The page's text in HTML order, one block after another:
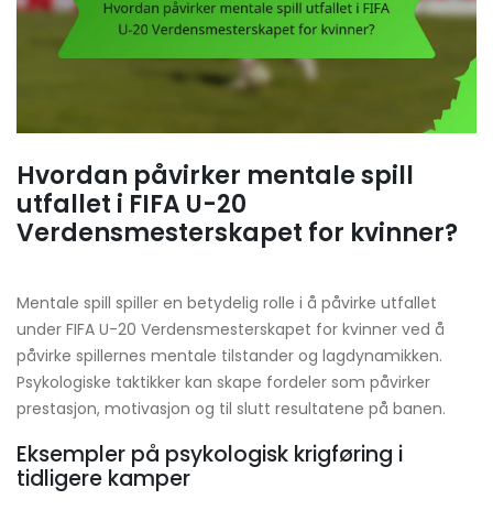
Hvordan påvirker mentale spill
utfallet i FIFA U-20
Verdensmesterskapet for kvinner?
Mentale spill spiller en betydelig rolle i å påvirke utfallet
under FIFA U-20 Verdensmesterskapet for kvinner ved å
påvirke spillernes mentale tilstander og lagdynamikken.
Psykologiske taktikker kan skape fordeler som påvirker
prestasjon, motivasjon og til slutt resultatene på banen.
Eksempler på psykologisk krigføring i
tidligere kamper